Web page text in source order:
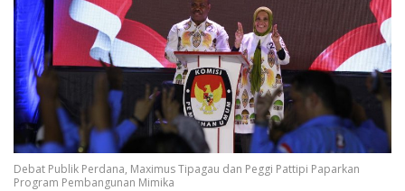
Debat Publik Perdana, Maximus Tipagau dan Peggi Pattipi Paparkan
Program Pembangunan Mimika